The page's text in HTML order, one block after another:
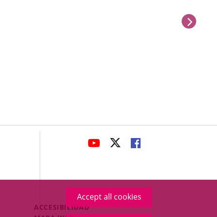
Accept all cookies
next
LINK
APPLICATION.
LINK
APPLICATION.
APPLICATION.
Menú
ACCESIBILIDAD